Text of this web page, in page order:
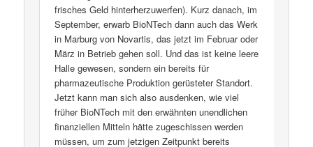
frisches Geld hinterherzuwerfen). Kurz danach, im
September, erwarb BioNTech dann auch das Werk
in Marburg von Novartis, das jetzt im Februar oder
März in Betrieb gehen soll. Und das ist keine leere
Halle gewesen, sondern ein bereits für
pharmazeutische Produktion gerüsteter Standort.
Jetzt kann man sich also ausdenken, wie viel
früher BioNTech mit den erwähnten unendlichen
finanziellen Mitteln hätte zugeschissen werden
müssen, um zum jetzigen Zeitpunkt bereits